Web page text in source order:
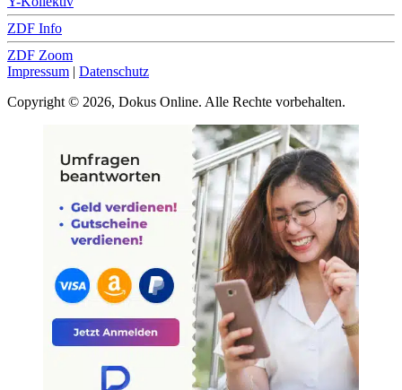
ZDF Info
ZDF Zoom
Impressum | Datenschutz
Copyright © 2026, Dokus Online. Alle Rechte vorbehalten.